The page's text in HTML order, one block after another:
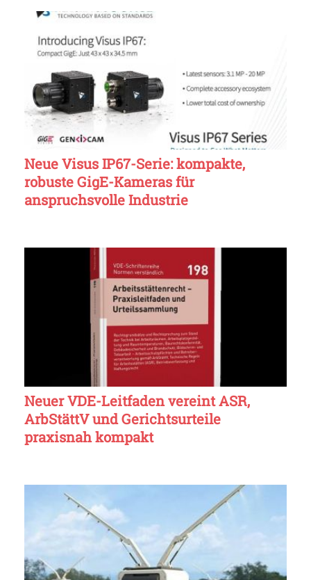
Neue Visus IP67-Serie: kompakte,
robuste GigE-Kameras für
anspruchsvolle Industrie
Neuer VDE-Leitfaden vereint ASR,
ArbStättV und Gerichtsurteile
praxisnah kompakt